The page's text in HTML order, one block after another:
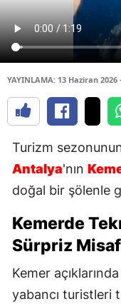
YAYINLAMA: 13 Haziran 2026
Turizm
Antalya'nın
doğal bir şölenle
Kemerde
Sürpriz
Kemer
yabancı turistleri